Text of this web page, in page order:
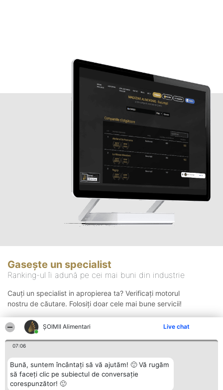
ŞOIMII Alimentari Live chat
07:06
Bună, suntem încântați să vă ajutăm! 🙂 Vă rugăm
să faceți clic pe subiectul de conversație
corespunzător! 🙂
Gasește un specialist
Ranking-ul îi adună pe cei mai buni din industrie
Cauți un specialist in apropierea ta? Verificați motorul
nostru de căutare. Folosiți doar cele mai bune servicii!